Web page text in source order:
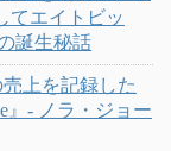
てエイトビッ
誕生秘話
上を記録した
』- ノラ・ジョー